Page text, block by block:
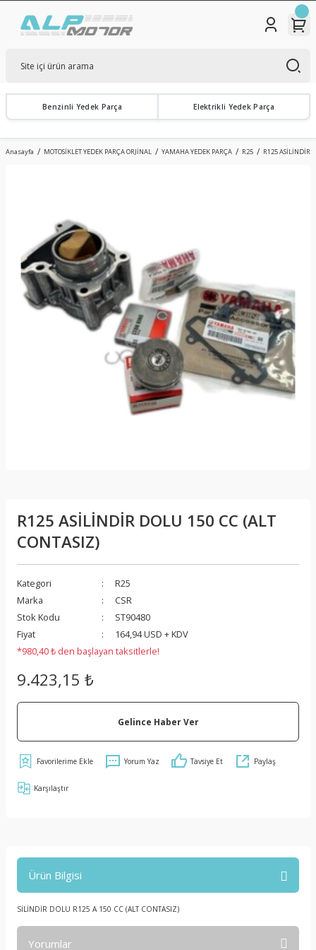
Benzinli Yedek Parça Elektrikli Yedek Parça
Anasayfa MOTOSİKLET YEDEK PARÇA ORJİNAL YAMAHA YEDEK PARÇA R25 R125 ASİLİNDİR
R125 ASİLİNDİR DOLU 150 CC (ALT
CONTASIZ)
Kategori
R25
Marka
CSR
Stok Kodu
ST90480
Fiyat
164,94 USD + KDV
*980,40 ₺ den başlayan taksitlerle!
9.423,15 ₺
Gelince Haber Ver
Yorum Yaz Tavsiye Et Paylaş
Karşılaştır
Ürün Bilgisi
SİLİNDİR DOLU R125 A 150 CC (ALT CONTASIZ)
Yorumlar